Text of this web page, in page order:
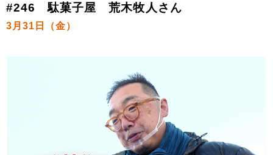
#246 駄菓子屋 荒木牧人さん
3月31日（金）